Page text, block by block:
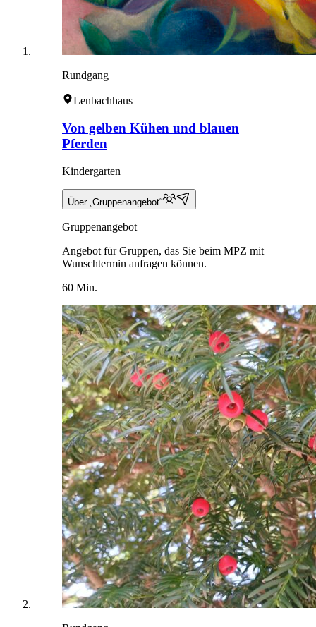
Rundgang
Lenbachhaus
Von gelben Kühen und blauen
Pferden
Kindergarten
Über „Gruppenangebot“
Gruppenangebot
Angebot für Gruppen, das Sie beim MPZ mit
Wunschtermin anfragen können.
60 Min.